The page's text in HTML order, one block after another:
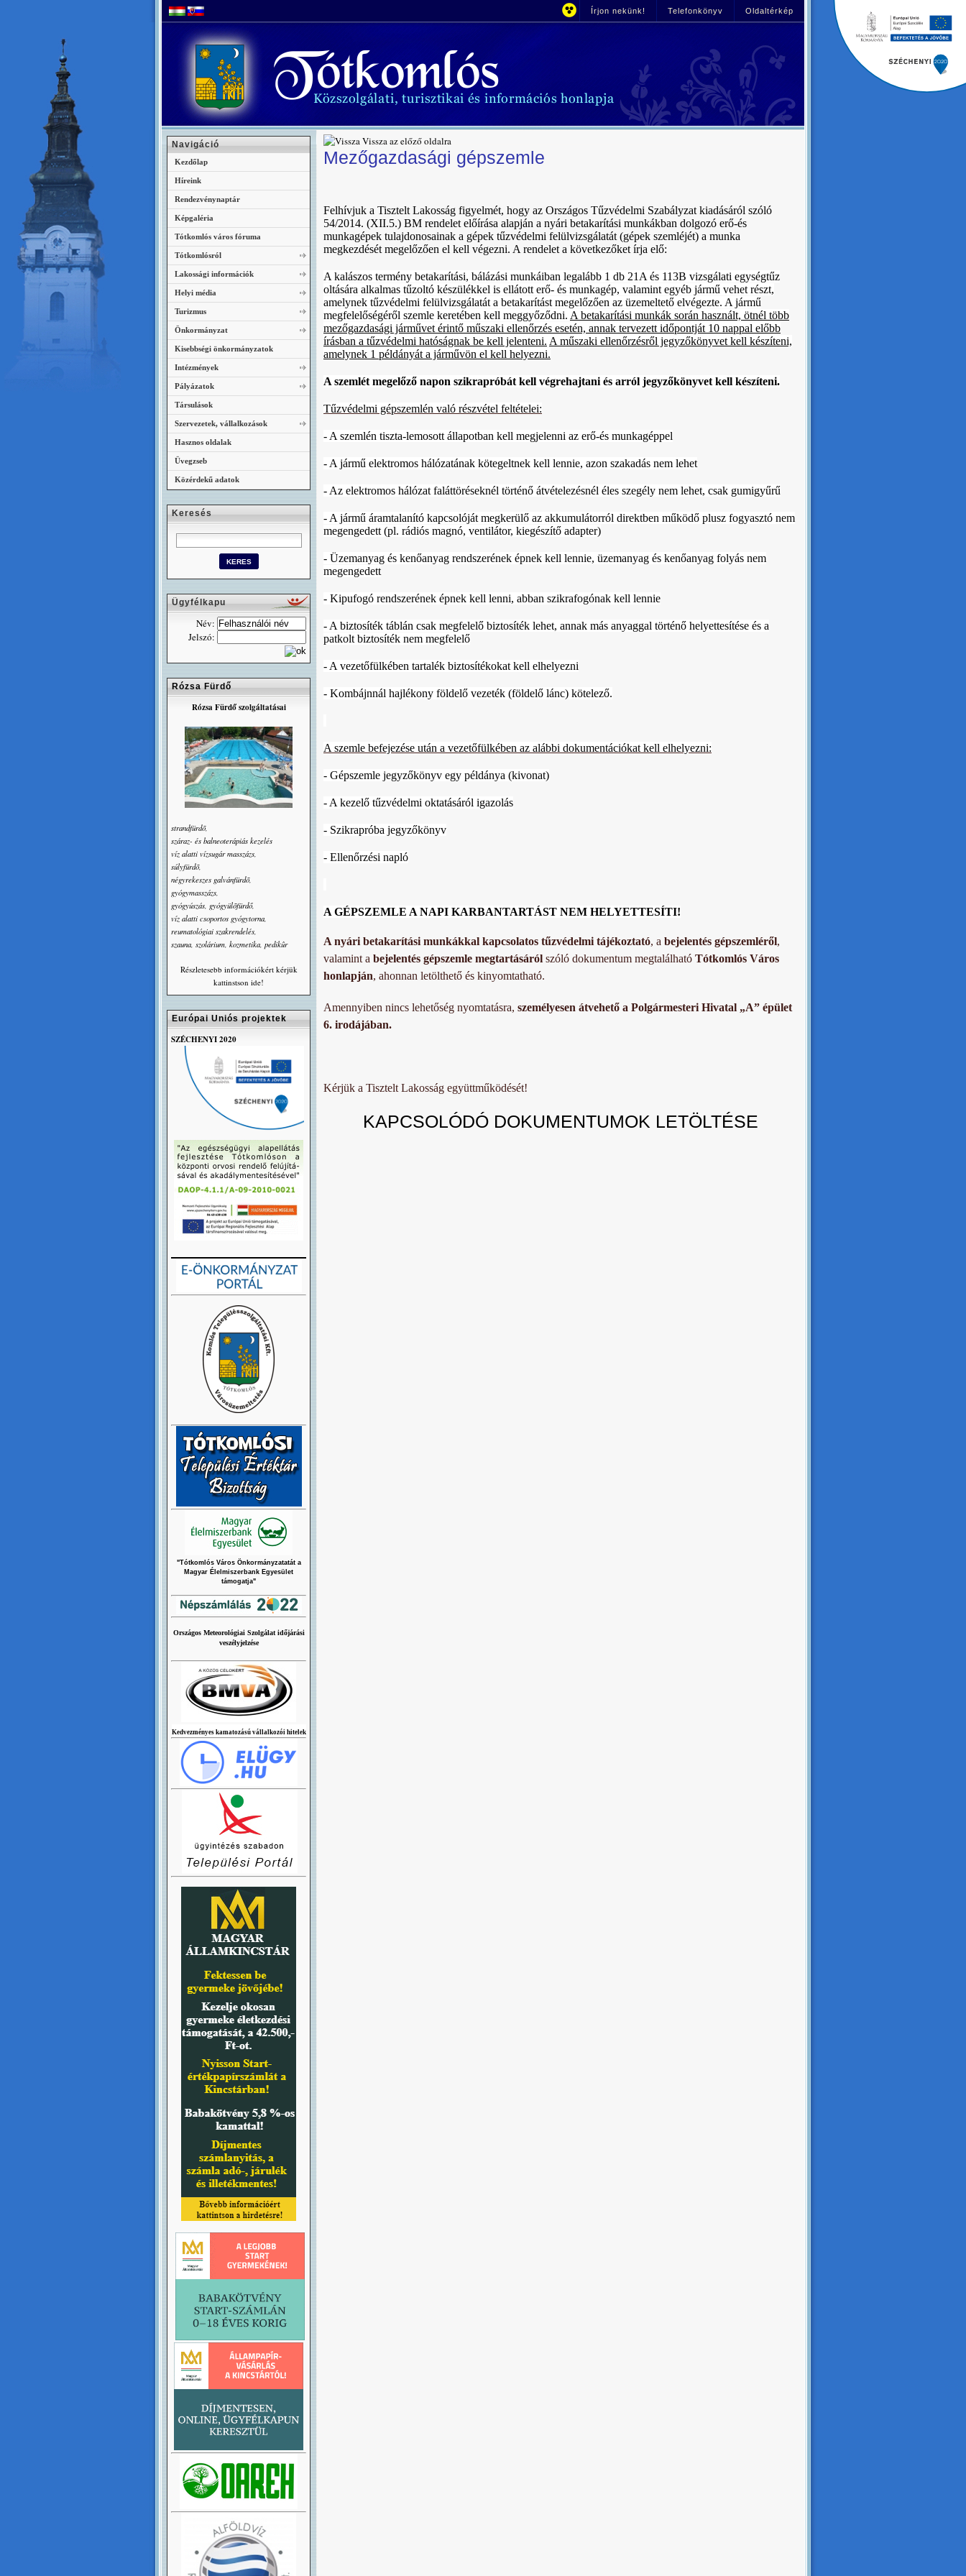
Írjon nekünk! Telefonkönyv Oldaltérkép
Vissza az előző oldalra
Mezőgazdasági gépszemle
Felhívjuk a Tisztelt Lakosság figyelmét, hogy az Országos Tűzvédelmi Szabályzat kiadásáról szóló
54/2014. (XII.5.) BM rendelet előírása alapján a nyári betakarítási munkákban dolgozó erő-és
munkagépek tulajdonosainak a gépek tűzvédelmi felülvizsgálatát (gépek szemléjét) a munka
megkezdését megelőzően el kell végezni. A rendelet a következőket írja elő:
A kalászos termény betakarítási, bálázási munkáiban legalább 1 db 21A és 113B vizsgálati egységtűz
oltására alkalmas tűzoltó készülékkel is ellátott erő- és munkagép, valamint egyéb jármű vehet részt,
amelynek tűzvédelmi felülvizsgálatát a betakarítást megelőzően az üzemeltető elvégezte. A jármű
megfelelőségéről szemle keretében kell meggyőződni. A betakarítási munkák során használt, ötnél több
mezőgazdasági járművet érintő műszaki ellenőrzés esetén, annak tervezett időpontját 10 nappal előbb
írásban a tűzvédelmi hatóságnak be kell jelenteni. A műszaki ellenőrzésről jegyzőkönyvet kell készíteni,
amelynek 1 példányát a járművön el kell helyezni.
A szemlét megelőző napon szikrapróbát kell végrehajtani és arról jegyzőkönyvet kell készíteni.
Tűzvédelmi gépszemlén való részvétel feltételei:
- A szemlén tiszta-lemosott állapotban kell megjelenni az erő-és munkagéppel
- A jármű elektromos hálózatának kötegeltnek kell lennie, azon szakadás nem lehet
- Az elektromos hálózat faláttöréseknél történő átvételezésnél éles szegély nem lehet, csak gumigyűrű
- A jármű áramtalanító kapcsolóját megkerülő az akkumulátorról direktben működő plusz fogyasztó nem
megengedett (pl. rádiós magnó, ventilátor, kiegészítő adapter)
- Üzemanyag és kenőanyag rendszerének épnek kell lennie, üzemanyag és kenőanyag folyás nem
megengedett
- Kipufogó rendszerének épnek kell lenni, abban szikrafogónak kell lennie
- A biztosíték táblán csak megfelelő biztosíték lehet, annak más anyaggal történő helyettesítése és a
patkolt biztosíték nem megfelelő
- A vezetőfülkében tartalék biztosítékokat kell elhelyezni
- Kombájnnál hajlékony földelő vezeték (földelő lánc) kötelező.
A szemle befejezése után a vezetőfülkében az alábbi dokumentációkat kell elhelyezni:
- Gépszemle jegyzőkönyv egy példánya (kivonat)
- A kezelő tűzvédelmi oktatásáról igazolás
- Szikrapróba jegyzőkönyv
- Ellenőrzési napló
A GÉPSZEMLE A NAPI KARBANTARTÁST NEM HELYETTESÍTI!
A nyári betakarítási munkákkal kapcsolatos tűzvédelmi tájékoztató, a bejelentés gépszemléről,
valamint a bejelentés gépszemle megtartásáról szóló dokumentum megtalálható Tótkomlós Város
honlapján, ahonnan letölthető és kinyomtatható.
Amennyiben nincs lehetőség nyomtatásra, személyesen átvehető a Polgármesteri Hivatal „A” épület
6. irodájában.
Kérjük a Tisztelt Lakosság együttműködését!
KAPCSOLÓDÓ DOKUMENTUMOK LETÖLTÉSE
Navigáció
Kezdőlap
Híreink
Rendezvénynaptár
Képgaléria
Tótkomlós város fóruma
Tótkomlósról
Lakossági információk
Helyi média
Turizmus
Önkormányzat
Kisebbségi önkormányzatok
Intézmények
Pályázatok
Társulások
Szervezetek, vállalkozások
Hasznos oldalak
Üvegzseb
Közérdekű adatok
Keresés
Ügyfélkapu
Név:
Jelszó:
Rózsa Fürdő
Rózsa Fürdő szolgáltatásai
strandfürdõ,
száraz- és balneoterápiás kezelés
víz alatti vízsugár masszázs,
súlyfürdõ,
négyrekeszes galvánfürdõ,
gyógymasszázs,
gyógyúszás, gyógyülõfürdő,
víz alatti csoportos gyógytorna,
reumatológiai szakrendelés,
szauna, szolárium, kozmetika, pedikûr
Részletesebb információkért kérjük
kattinstson ide!
Európai Uniós projektek
SZÉCHENYI 2020
"Tótkomlós Város Önkormányzatatát a
Magyar Élelmiszerbank Egyesület
támogatja"
Országos Meteorológiai Szolgálat időjárási
veszélyjelzése
Kedvezményes kamatozású vállalkozói hitelek